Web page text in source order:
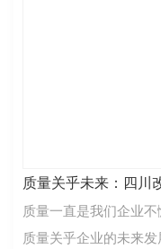
质量关乎未来：四川
质量一直是我们企业
质量关乎企业的未来